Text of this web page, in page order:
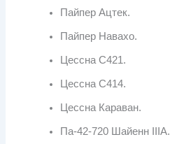
Пайпер Ацтек.
Пайпер Навахо.
Цессна C421.
Цессна C414.
Цессна Караван.
Па-42-720 Шайенн IIIА.